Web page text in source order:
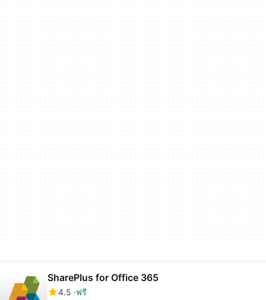
SharePlus for Office 365
4.5 ฟรี